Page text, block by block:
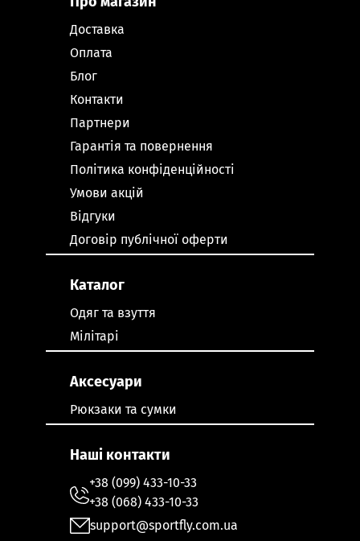
Доставка
Оплата
Блог
Контакти
Партнери
Гарантія та повернення
Політика конфіденційності
Умови акцій
Відгуки
Договір публічної оферти
Каталог
Одяг та взуття
Мілітарі
Аксесуари
Рюкзаки та сумки
Наші контакти
+38 (099) 433-10-33
+38 (068) 433-10-33
support@sportfly.com.ua